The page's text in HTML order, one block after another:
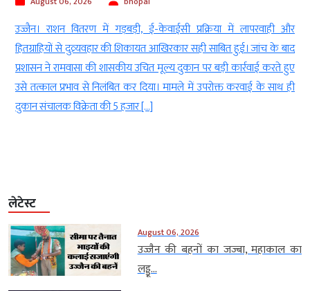
उज्जैन। राशन वितरण में गड़बड़ी, ई-केवाईसी प्रक्रिया में लापरवाही और
हितग्राहियों से दुव्र्यवहार की शिकायत आखिरकार सही साबित हुई। जांच के बाद
प्रशासन ने रामवासा की शासकीय उचित मूल्य दुकान पर बड़ी कार्रवाई करते हुए
उसे तत्काल प्रभाव से निलंबित कर दिया। मामले में उपरोक्त करवाई के साथ ही
दुकान संचालक विक्रेता की 5 हजार […]
लेटेस्ट
August 06, 2026
उज्जैन की बहनों का जज्बा, महाकाल का
लड्डू...